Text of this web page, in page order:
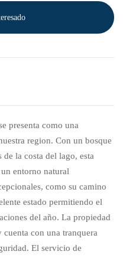
presenta como una
region. Con un bosque
la costa del lago, esta
entorno natural
como su camino
estado permitiendo el
del año. La propiedad
cuenta con una tranquera
El servicio de